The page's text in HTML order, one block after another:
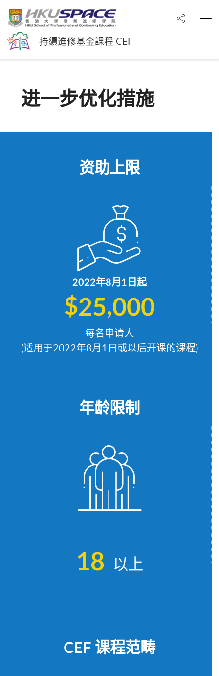
持續進修基金課程 CEF
分享至
进一步优化措施
资助上限
$25,000
2022年8月1日 起
每名申请人
(适用于2022年8月1日或以后开课的课程)
年龄限制
18 以上
CEF 课程范畴